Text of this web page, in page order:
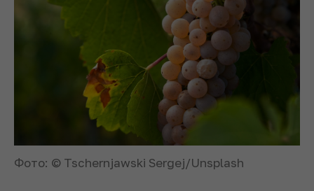
Фото: © Tschernjawski Sergej/Unsplash